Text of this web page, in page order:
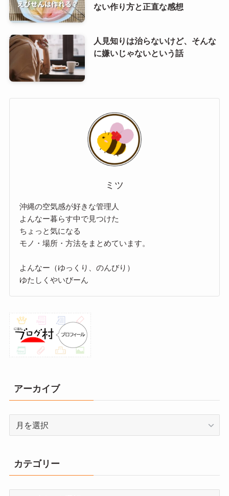
ない作り方と正直な感想
人見知りは治らないけど、そんな
に嫌いじゃないという話
ミツ
沖縄の空気感が好きな管理人
よんなー暮らす中で見つけた
ちょっと気になる
モノ・場所・方法をまとめています。
よんなー（ゆっくり、のんびり）
ゆたしくやいびーん
アーカイブ
ブ
カテゴリー